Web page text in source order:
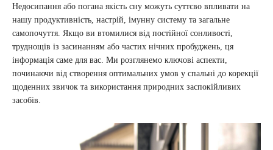
Недосипання або погана якість сну можуть суттєво впливати на
нашу продуктивність, настрій, імунну систему та загальне
самопочуття. Якщо ви втомилися від постійної сонливості,
труднощів із засинанням або частих нічних пробуджень, ця
інформація саме для вас. Ми розглянемо ключові аспекти,
починаючи від створення оптимальних умов у спальні до корекції
щоденних звичок та використання природних заспокійливих
засобів.